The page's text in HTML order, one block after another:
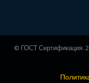
© ГОСТ Сертификация.